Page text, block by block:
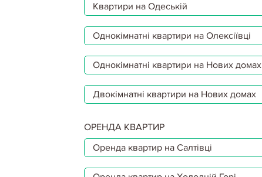
Квартири на Одеській
Однокімнатні квартири на Олексіївці
Однокімнатні квартири на Нових домах
Двокімнатні квартири на Нових домах
ОРЕНДА КВАРТИР
Оренда квартир на Салтівці